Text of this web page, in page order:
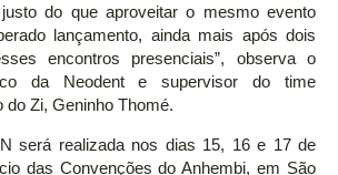
do que aproveitar o mesmo evento
lançamento, ainda mais após dois
encontros presenciais”, observa o
da Neodent e supervisor do time
do Zi, Geninho Thomé.
será realizada nos dias 15, 16 e 17 de
das Convenções do Anhembi, em São